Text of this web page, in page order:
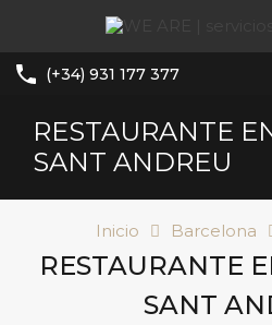
(+34) 931 177 377
RESTAURANTE
SANT ANDREU
Inicio Barcelona
RESTAURANTE
SANT